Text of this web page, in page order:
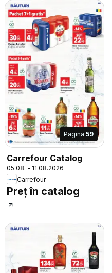
Pagina 59
Carrefour Catalog
05.08. - 11.08.2026
Carrefour
Preț în catalog